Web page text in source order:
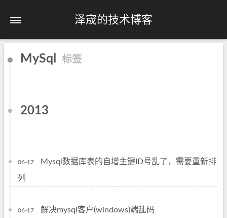
泽宬的技术博客
MySql 标签
2013
06-17
Mysql数据库表的自增主键ID号乱了，需要重新排
列
06-17 解决mysql客户(windows)端乱码